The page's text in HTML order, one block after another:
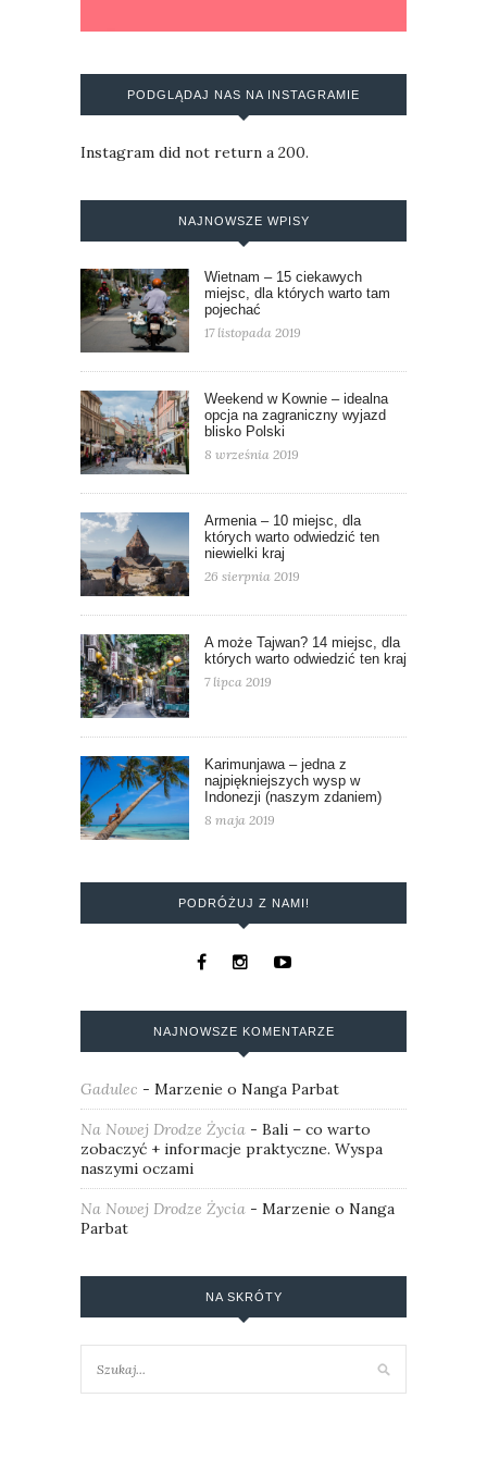
PODGLĄDAJ NAS NA INSTAGRAMIE
Instagram did not return a 200.
NAJNOWSZE WPISY
Wietnam – 15 ciekawych
miejsc, dla których warto tam
pojechać
17 listopada 2019
Weekend w Kownie – idealna
opcja na zagraniczny wyjazd
blisko Polski
8 września 2019
Armenia – 10 miejsc, dla
których warto odwiedzić ten
niewielki kraj
26 sierpnia 2019
A może Tajwan? 14 miejsc, dla
których warto odwiedzić ten kraj
7 lipca 2019
Karimunjawa – jedna z
najpiękniejszych wysp w
Indonezji (naszym zdaniem)
8 maja 2019
PODRÓŻUJ Z NAMI!
NAJNOWSZE KOMENTARZE
Gadulec - Marzenie o Nanga Parbat
Na Nowej Drodze Życia - Bali – co warto
zobaczyć + informacje praktyczne. Wyspa
naszymi oczami
Na Nowej Drodze Życia - Marzenie o Nanga
Parbat
NA SKRÓTY